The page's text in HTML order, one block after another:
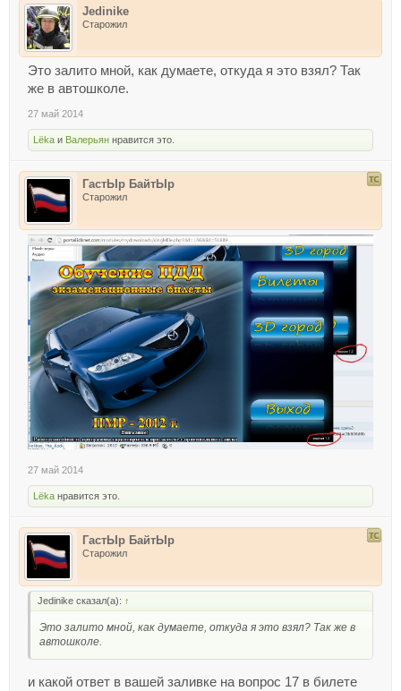
Jedinike
Старожил
Это залито мной, как думаете, откуда я это взял? Так
же в автошколе.
27 май 2014
Lёka и Валерьян нравится это.
ГастЫр БайтЫр
Старожил
27 май 2014
Lёka нравится это.
ГастЫр БайтЫр
Старожил
Jedinike сказал(а): ↑
Это залито мной, как думаете, откуда я это взял? Так же в
автошколе.
и какой ответ в вашей заливке на вопрос 17 в билете